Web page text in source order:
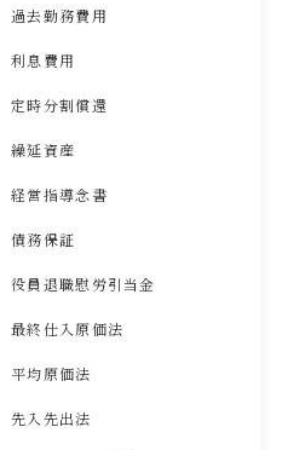
過去勤務費用
利息費用
定時分割償還
繰延資産
経営指導念書
債務保証
役員退職慰労引当金
最終仕入原価法
平均原価法
先入先出法